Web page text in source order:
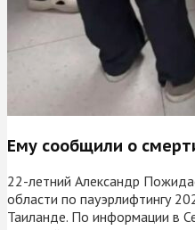
Ему сообщили о
22-летний Александр
области по пауэрлифтингу
Таиланде. По информации в